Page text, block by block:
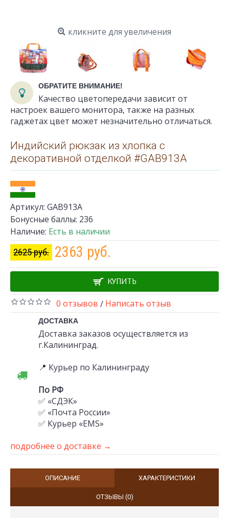
кликните для увеличения
ОБРАТИТЕ ВНИМАНИЕ!
Качество цветопередачи зависит от
настроек вашего монитора, также на разных
гаджетах цвет может незначительно отличаться.
Индийский рюкзак из хлопка с
декоративной отделкой #GАВ913А
Артикул: GАВ913А
Бонусные баллы: 236
Наличие: Есть в наличии
2625 руб. 2363 руб.
КУПИТЬ
0 отзывов / Написать отзыв
ДОСТАВКА
Доставка заказов осуществляется из
г.Калининград.
📍 Курьер по Калининграду
По РФ
✅ «СДЭК»
✅ «Почта России»
✅ Курьер «EMS»
подробнее о доставке →
ОПИСАНИЕ ХАРАКТЕРИСТИКИ
ОТЗЫВЫ (0)